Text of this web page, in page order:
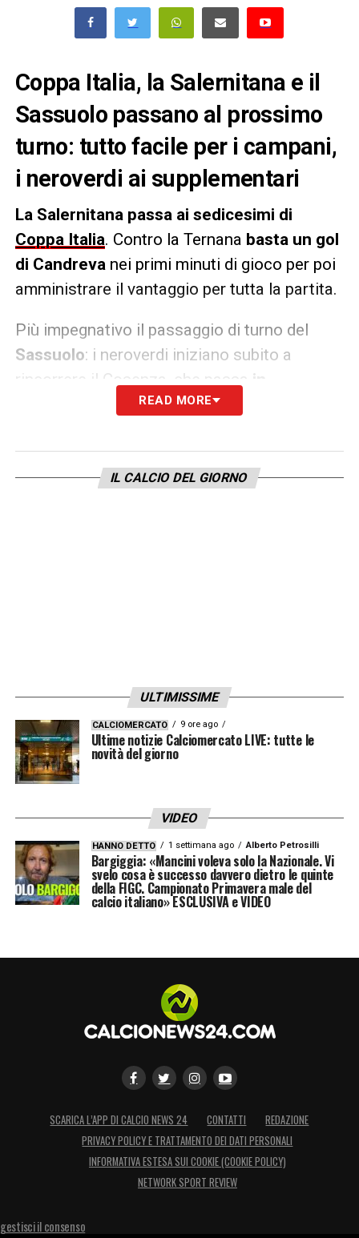
Coppa Italia, la Salernitana e il
Sassuolo passano al prossimo
turno: tutto facile per i campani,
i neroverdi ai supplementari
La Salernitana passa ai sedicesimi di
Coppa Italia. Contro la Ternana basta un gol
di Candreva nei primi minuti di gioco per poi
amministrare il vantaggio per tutta la partita.
Più impegnativo il passaggio di turno del
Sassuolo: i neroverdi iniziano subito a
rincorrere il Cosenza, che passa in
vantaggio con Tutino dal dischetto
Bajramie poi2-1 su rigore di Pinamonti.Al
90′ però il Cosenza pareggia con
READ MORE
IL CALCIO DEL GIORNO
ULTIMISSIME
CALCIOMERCATO 9 ore ago
Ultime notizie Calciomercato LIVE: tutte le
novità del giorno
VIDEO
HANNO DETTO 1 settimana ago Alberto Petrosilli
Bargiggia: «Mancini voleva solo la Nazionale. Vi
svelo cosa è successo davvero dietro le quinte
della FIGC. Campionato Primavera male del
calcio italiano» ESCLUSIVA e VIDEO
SCARICA L’APP DI CALCIO NEWS 24 CONTATTI
REDAZIONE
PRIVACY POLICY E TRATTAMENTO DEI DATI PERSONALI
INFORMATIVA ESTESA SUI COOKIE (COOKIE POLICY)
NETWORK SPORT REVIEW
gestisci il consenso